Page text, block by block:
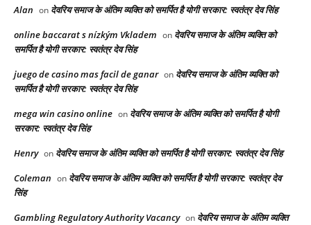
Alan on देवरिय समाज के अंतिम व्यक्ति को समर्पित है योगी सरकार: स्वतंत्र देव सिंह
online baccarat s nízkým Vkladem on देवरिय समाज के अंतिम व्यक्ति को
समर्पित है योगी सरकार: स्वतंत्र देव सिंह
juego de casino mas facil de ganar on देवरिय समाज के अंतिम व्यक्ति को
समर्पित है योगी सरकार: स्वतंत्र देव सिंह
mega win casino online on देवरिय समाज के अंतिम व्यक्ति को समर्पित है योगी
सरकार: स्वतंत्र देव सिंह
Henry on देवरिय समाज के अंतिम व्यक्ति को समर्पित है योगी सरकार: स्वतंत्र देव सिंह
Coleman on देवरिय समाज के अंतिम व्यक्ति को समर्पित है योगी सरकार: स्वतंत्र देव
सिंह
Gambling Regulatory Authority Vacancy on देवरिय समाज के अंतिम व्यक्ति